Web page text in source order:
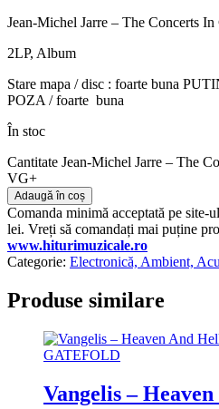
Jean-Michel Jarre – The Concerts In
2LP, Album
Stare mapa / disc : foarte buna
POZA / foarte buna
În stoc
Cantitate Jean-Michel Jarre – The
VG+
Adaugă în coș
Comanda minimă acceptată pe site-
lei. Vreți să comandați mai puține
www.hiturimuzicale.ro
Categorie: Electronică, Ambient,
Produse similare
Vangelis – Heaven And